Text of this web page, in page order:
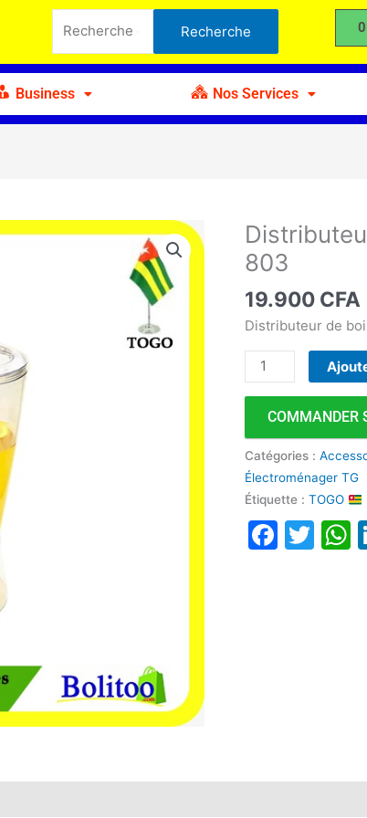
pour :
Recherche 0
Business Nos Services
803
19.900 CFA
Distributeur de
quantité
de
Distributeur
de
Jus
VIERA
TMS
803
COMMANDER
Catégories :
Électroménager TG
Étiquette :TOGO
VIERA
TMS
99-